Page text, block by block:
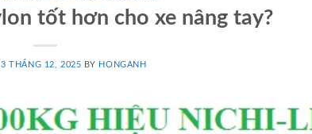
tốt hơn cho xe nâng tay?
3 THÁNG 12, 2025 BY HONGANH